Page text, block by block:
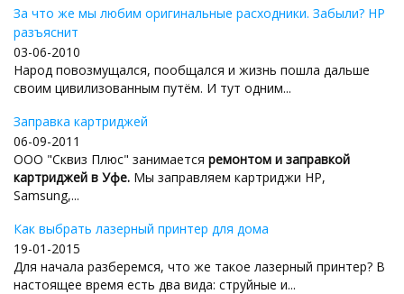
За что же мы любим оригинальные расходники. Забыли? HP
разъяснит
03-06-2010
Народ повозмущался, пообщался и жизнь пошла дальше
своим цивилизованным путём. И тут одним...
Заправка картриджей
06-09-2011
ООО "Сквиз Плюс" занимается ремонтом и заправкой
картриджей в Уфе. Мы заправляем картриджи HP,
Samsung,...
Как выбрать лазерный принтер для дома
19-01-2015
Для начала разберемся, что же такое лазерный принтер? В
настоящее время есть два вида: струйные и...